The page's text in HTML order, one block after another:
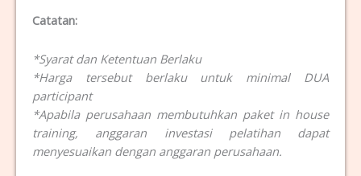
Catatan:
*Syarat dan Ketentuan Berlaku
*Harga tersebut berlaku untuk minimal DUA
participant
*Apabila perusahaan membutuhkan paket in house
training, anggaran investasi pelatihan dapat
menyesuaikan dengan anggaran perusahaan.